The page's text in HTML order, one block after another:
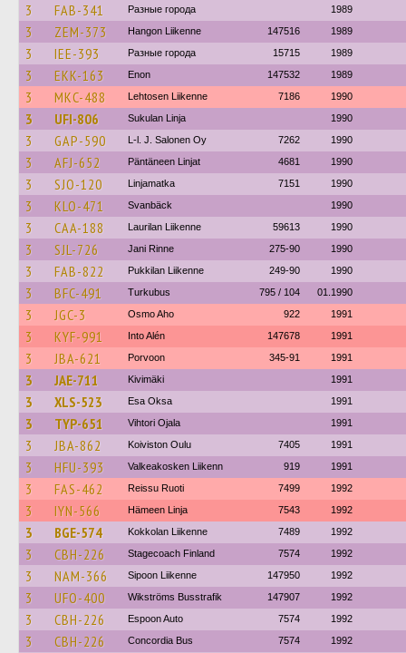
3 FAB-341 Разные города 1989
3 ZEM-373 Hangon Liikenne 147516 1989
3 IEE-393 Разные города 15715 1989
3 EKK-163 Enon 147532 1989
3 MKC-488 Lehtosen Liikenne 7186 1990
3 UFI-806 Sukulan Linja 1990
3 GAP-590 L-l. J. Salonen Oy 7262 1990
3 AFJ-652 Päntäneen Linjat 4681 1990
3 SJO-120 Linjamatka 7151 1990
3 KLO-471 Svanbäck 1990
3 CAA-188 Laurilan Liikenne 59613 1990
3 SJL-726 Jani Rinne 275-90 1990
3 FAB-822 Pukkilan Liikenne 249-90 1990
3 BFC-491 Turkubus 795 / 104 01.1990
3 JGC-3 Osmo Aho 922 1991
3 KYF-991 Into Alén 147678 1991
3 JBA-621 Porvoon 345-91 1991
3 JAE-711 Kivimäki 1991
3 XLS-523 Esa Oksa 1991
3 TYP-651 Vihtori Ojala 1991
3 JBA-862 Koiviston Oulu 7405 1991
3 HFU-393 Valkeakosken Liikenn 919 1991
3 FAS-462 Reissu Ruoti 7499 1992
3 IYN-566 Hämeen Linja 7543 1992
3 BGE-574 Kokkolan Liikenne 7489 1992
3 CBH-226 Stagecoach Finland 7574 1992
3 NAM-366 Sipoon Liikenne 147950 1992
3 UFO-400 Wikströms Busstrafik 147907 1992
3 CBH-226 Espoon Auto 7574 1992
3 CBH-226 Concordia Bus 7574 1992